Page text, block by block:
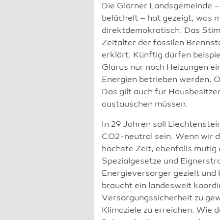
Die Glarner Landsgemeinde
belächelt – hat gezeigt, was
direktdemokratisch. Das
Zeitalter der fossilen
erklärt. Künftig dürfen
Glarus nur noch Heizungen
Energien betrieben werden.
Das gilt auch für
austauschen müssen.
In 29 Jahren soll
CO2-neutral sein. Wenn wir
höchste Zeit, ebenfalls mutig
Spezialgesetze und
Energieversorger gezielt und
braucht ein landesweit
Versorgungssicherheit zu
Klimaziele zu erreichen. Wie